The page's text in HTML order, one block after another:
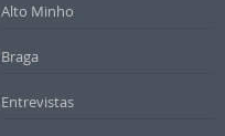
Alto Minho
Braga
Entrevistas